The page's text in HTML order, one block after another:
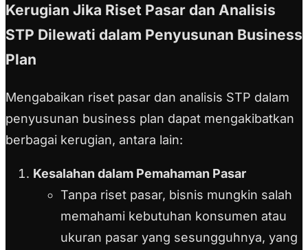
Kerugian Jika Riset Pasar dan Analisis
STP Dilewati dalam Penyusunan Business
Plan
Mengabaikan riset pasar dan analisis STP dalam
penyusunan business plan dapat mengakibatkan
berbagai kerugian, antara lain:
Kesalahan dalam Pemahaman Pasar
Tanpa riset pasar, bisnis mungkin salah
memahami kebutuhan konsumen atau
ukuran pasar yang sesungguhnya, yang